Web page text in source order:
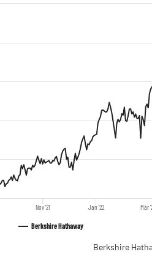
Berkshire Hathaway
Nov '21 Jan '22 Mär
Berkshire